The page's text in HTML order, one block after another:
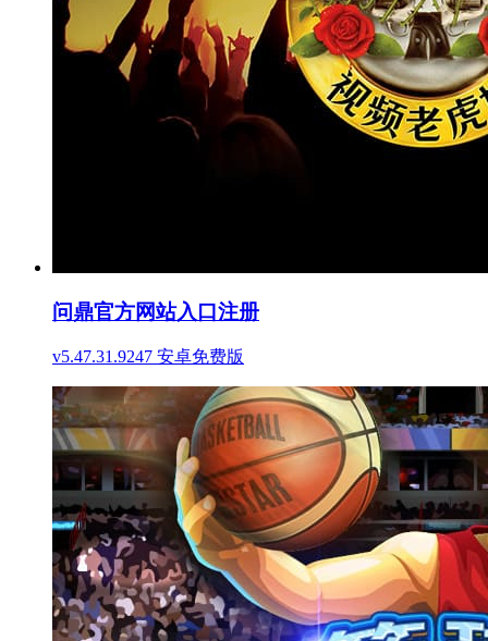
问鼎官方网站入口注册
v5.47.31.9247 安卓免费版